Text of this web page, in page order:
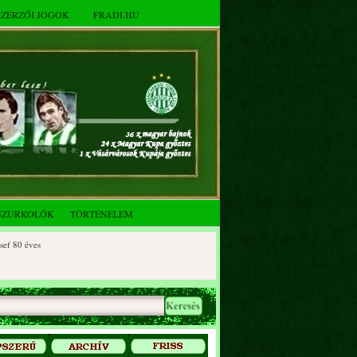
JOGOK FRADI.HU
TÖRTÉNELEM
éves